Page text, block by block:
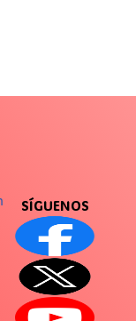
SÍGUENOS